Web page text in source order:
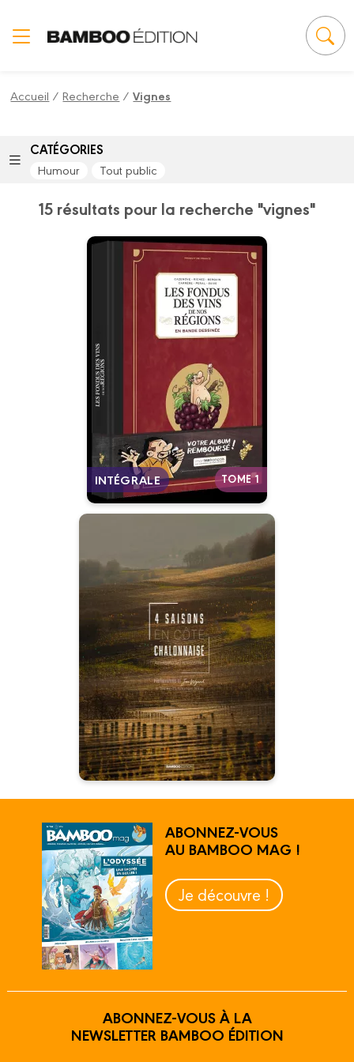
Accueil /Recherche /Vignes
CATÉGORIES
Humour Tout public
15 résultats pour la recherche "vignes"
INTÉGRALE TOME 1
Les Fondus des
vins de nos
régions
Date de parution :
03/11/2021
À consommer sans
modération !
Autres tomes
4 saisons en Côte
chalonnaise
Date de parution :
25/09/2019
Au hasard des rencontres
ABONNEZ-VOUS
AU BAMBOO MAG !
Je découvre !
ABONNEZ-VOUS À LA
NEWSLETTER BAMBOO ÉDITION